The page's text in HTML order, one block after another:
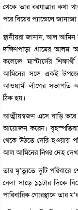
থেকে তার বরযাত্রার কথা
পরে বিয়ের প্যান্ডেলে
স্থানীয়রা জানান, আল
দক্ষিণপাড়া গ্রামের
কলেজে মাস্টার্সের
আমিনের সঙ্গে একই
আওয়ামী লীগের সভাপতি
ঠিক হয়।
আত্মীয়স্বজন এসে বাড়ি
আয়োজন করেন।
থেকে উঠতে দেরি হওয়ায়
আল আমিনের নিথর দেহ
তার মৃ’ত্যুতে দুটি পরিবারে
বেলা সাড়ে ১১টার দিকে
পারিবারিক গোরস্থানে তার